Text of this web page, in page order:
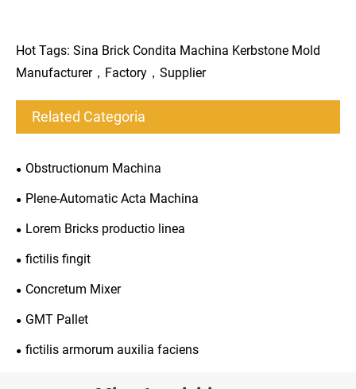
Hot Tags: Sina Brick Condita Machina Kerbstone Mold
Manufacturer，Factory，Supplier
Related Categoria
Obstructionum Machina
Plene-Automatic Acta Machina
Lorem Bricks productio linea
fictilis fingit
Concretum Mixer
GMT Pallet
fictilis armorum auxilia faciens